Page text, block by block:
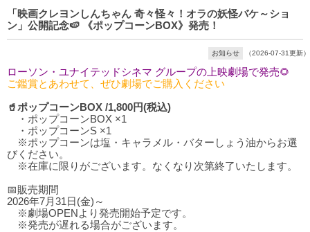
「映画クレヨンしんちゃん 奇々怪々！オラの妖怪バケ～ショ
ン」公開記念🍉 《ポップコーンBOX》発売！
お知らせ （2026-07-31更新）
ローソン・ユナイテッドシネマ グループの上映劇場で発売🌻
ご鑑賞とあわせて、ぜひ劇場でご購入ください
🥤ポップコーンBOX /1,800円(税込)
・ポップコーンBOX ×1
・ポップコーンS ×1
※ポップコーンは塩・キャラメル・バターしょう油からお選
びください。
※在庫に限りがございます。なくなり次第終了いたします。
📅販売期間
2026年7月31日(金)～
※劇場OPENより発売開始予定です。
※発売が遅れる場合がございます。